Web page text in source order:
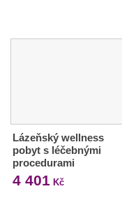
Lázeňský wellness
pobyt s léčebnými
procedurami
4 401 Kč